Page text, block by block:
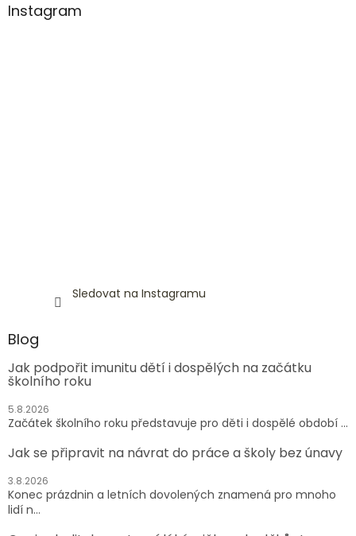
Instagram
Sledovat na Instagramu
Blog
Jak podpořit imunitu dětí i dospělých na začátku
školního roku
5.8.2026
Začátek školního roku představuje pro děti i dospělé období ...
Jak se připravit na návrat do práce a školy bez únavy
3.8.2026
Konec prázdnin a letních dovolených znamená pro mnoho
lidí n...